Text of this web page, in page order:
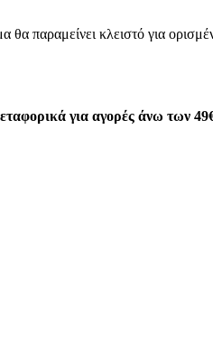
παραμείνει κλειστό για
για αγορές άνω των